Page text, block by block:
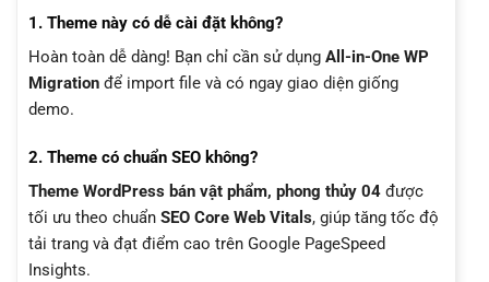
1. Theme này có dễ cài đặt không?
Hoàn toàn dễ dàng! Bạn chỉ cần sử dụng All-in-One WP
Migration để import file và có ngay giao diện giống
demo.
2. Theme có chuẩn SEO không?
Theme WordPress bán vật phẩm, phong thủy 04 được
tối ưu theo chuẩn SEO Core Web Vitals, giúp tăng tốc độ
tải trang và đạt điểm cao trên Google PageSpeed
Insights.